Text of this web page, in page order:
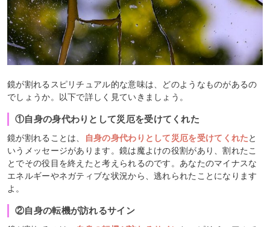
鏡が割れるスピリチュアル的な意味は、どのようなものがあるの
でしょうか。以下で詳しく見ていきましょう。
①自身の身代わりとして災厄を受けてくれた
鏡が割れることは、 自身の身代わりとして災厄を受けてくれたと
いうメッセージがあります。鏡は魔よけの役割があり、割れたこ
とでその役目を終えたと考えられるのです。あなたのマイナスな
エネルギーやネガティブな状況から、逃れられたことになります
よ。
②自身の転機が訪れるサイン